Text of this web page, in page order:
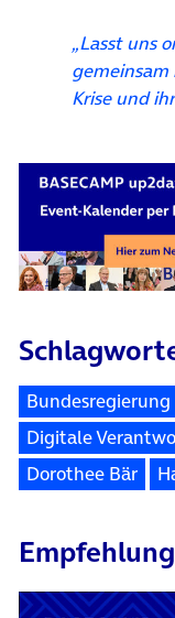
„Lasst uns
Krise und
Bundesregierung
Digitale
Dorothee Bär